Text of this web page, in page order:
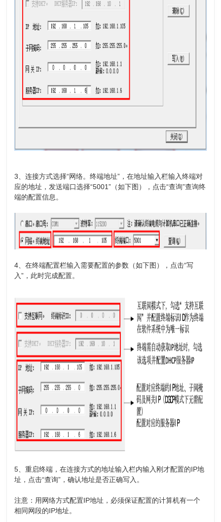
3、连接方式选择“网络。终端地址”，在地址输入栏输入终端对
应的地址，发送端口选择“5001”（如下图），点击“查询”查询终
端的配置信息。
4、在终端配置栏输入需要配置的参数（如下图），点击“写
入”，此时完成配置。
5、重启终端，在连接方式的地址输入栏内输入刚才配置的IP地
址，点击“查询”，确认地址是否正确写入。
注意：用网络方式配置IP地址，必须保证配置的计算机有一个
相同网段的IP地址。